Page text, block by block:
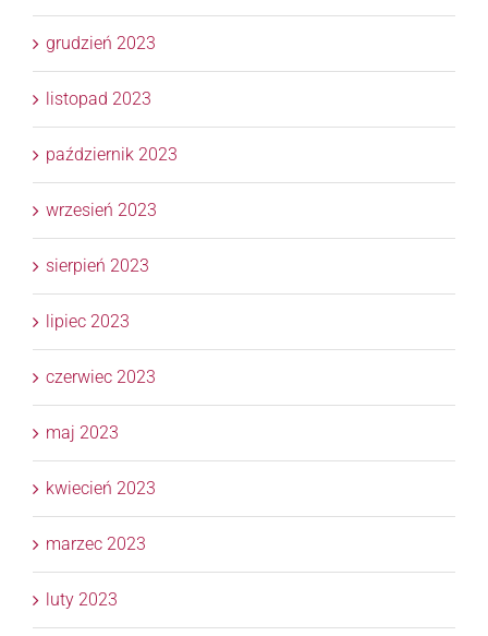
grudzień 2023
listopad 2023
październik 2023
wrzesień 2023
sierpień 2023
lipiec 2023
czerwiec 2023
maj 2023
kwiecień 2023
marzec 2023
luty 2023